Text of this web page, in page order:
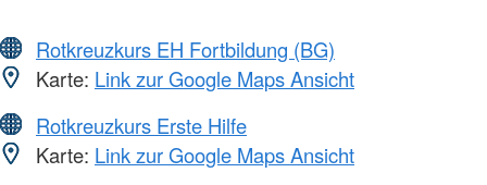
Rotkreuzkurs EH Fortbildung (BG)
Karte: Link zur Google Maps Ansicht
Rotkreuzkurs Erste Hilfe
Karte: Link zur Google Maps Ansicht